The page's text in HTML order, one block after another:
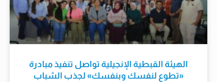
الهيئة القبطية الإنجيلية تواصل تنفيذ مبادرة
«تطوع لنفسك وبنفسك» لجذب الشباب